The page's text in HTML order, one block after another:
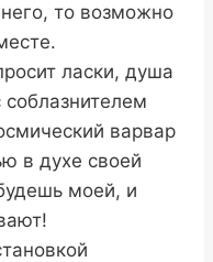
то возможно
ласки, душа
варвар
в духе своей
моей, и